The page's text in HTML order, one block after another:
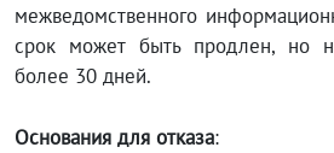
межведомственного
срок может быть продлен, но
более 30 дней.
Основания для отказа: